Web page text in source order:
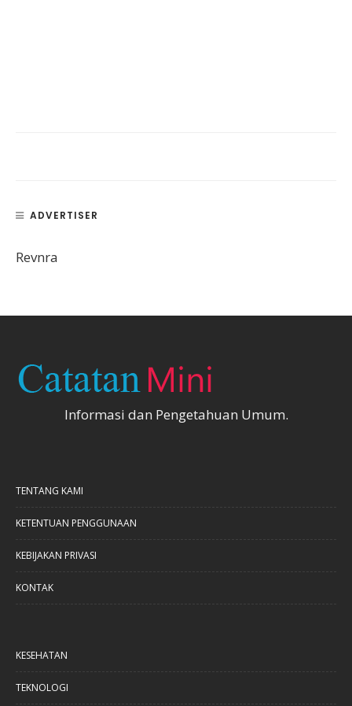
ADVERTISER
Revnra
Informasi dan Pengetahuan Umum.
TENTANG KAMI
KETENTUAN PENGGUNAAN
KEBIJAKAN PRIVASI
KONTAK
KESEHATAN
TEKNOLOGI